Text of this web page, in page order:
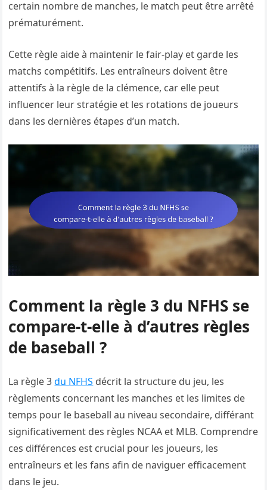
certain nombre de manches, le match peut être arrêté
prématurément.
Cette règle aide à maintenir le fair-play et garde les
matchs compétitifs. Les entraîneurs doivent être
attentifs à la règle de la clémence, car elle peut
influencer leur stratégie et les rotations de joueurs
dans les dernières étapes d’un match.
Comment la règle 3 du NFHS se
compare-t-elle à d’autres règles
de baseball ?
La règle 3du NFHS décrit la structure du jeu, les
règlements concernant les manches et les limites de
temps pour le baseball au niveau secondaire, différant
significativement des règles NCAA et MLB. Comprendre
ces différences est crucial pour les joueurs, les
entraîneurs et les fans afin de naviguer efficacement
dans le jeu.